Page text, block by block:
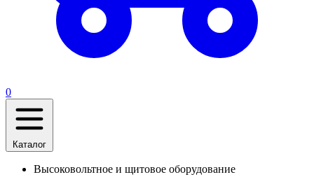
0
Каталог
Высоковольтное и щитовое оборудование